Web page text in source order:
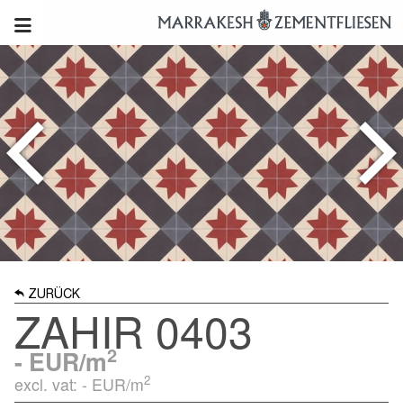
ZURÜCK
ZAHIR 0403
- EUR/m2
excl. vat: - EUR/m2